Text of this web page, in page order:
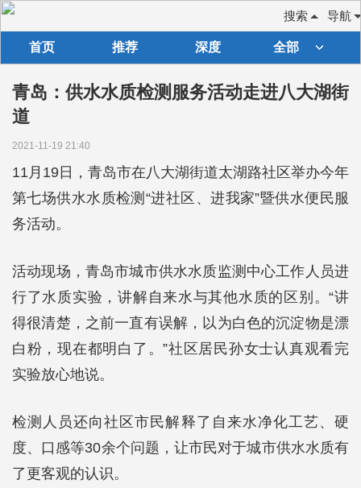
导航
搜索
首页 推荐 深度 全部
青岛：供水水质检测服务活动走进八大湖街
道
2021-11-19 21:40
11月19日，青岛市在八大湖街道太湖路社区举办今年
第七场供水水质检测“进社区、进我家”暨供水便民服
务活动。
活动现场，青岛市城市供水水质监测中心工作人员进
行了水质实验，讲解自来水与其他水质的区别。“讲
得很清楚，之前一直有误解，以为白色的沉淀物是漂
白粉，现在都明白了。”社区居民孙女士认真观看完
实验放心地说。
检测人员还向社区市民解释了自来水净化工艺、硬
度、口感等30余个问题，让市民对于城市供水水质有
了更客观的认识。